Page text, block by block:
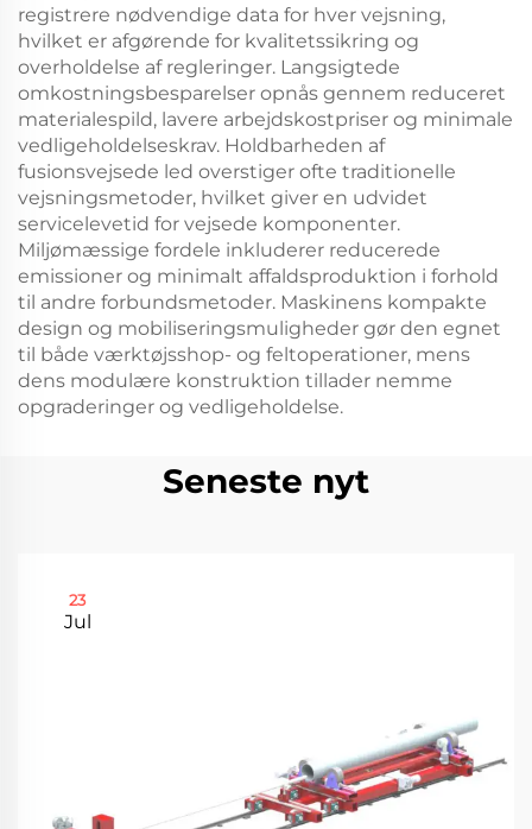
registrere nødvendige data for hver vejsning,
hvilket er afgørende for kvalitetssikring og
overholdelse af regleringer. Langsigtede
omkostningsbesparelser opnås gennem reduceret
materialespild, lavere arbejdskostpriser og minimale
vedligeholdelseskrav. Holdbarheden af
fusionsvejsede led overstiger ofte traditionelle
vejsningsmetoder, hvilket giver en udvidet
servicelevetid for vejsede komponenter.
Miljømæssige fordele inkluderer reducerede
emissioner og minimalt affaldsproduktion i forhold
til andre forbundsmetoder. Maskinens kompakte
design og mobiliseringsmuligheder gør den egnet
til både værktøjsshop- og feltoperationer, mens
dens modulære konstruktion tillader nemme
opgraderinger og vedligeholdelse.
Seneste nyt
23
Jul